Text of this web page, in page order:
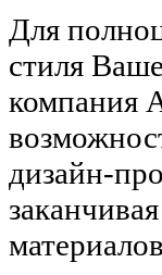
Для
стиля
компания
дизайн-